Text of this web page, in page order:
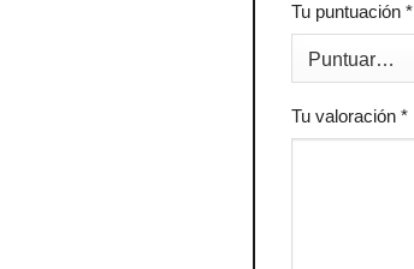
Tu puntuación*
Tu valoración*